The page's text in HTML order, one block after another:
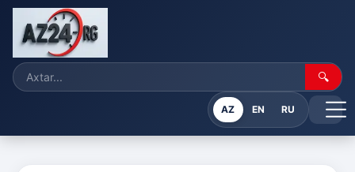
🔍
AZ EN RU